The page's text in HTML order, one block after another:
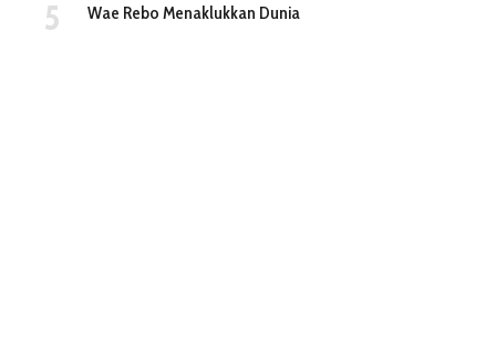
Wae Rebo Menaklukkan Dunia